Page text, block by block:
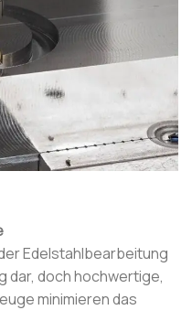
Edelstahlbearbeitung
dar, doch hochwertige,
minimieren das